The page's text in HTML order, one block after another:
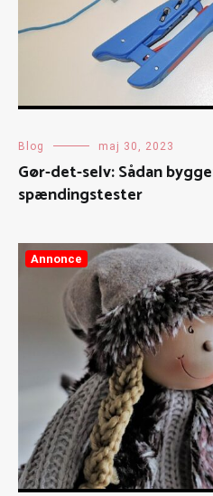
Blog maj 30, 2023
Gør-det-selv: Sådan
spændingstester
Annonce